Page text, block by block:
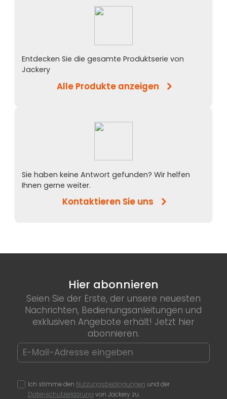
Entdecken Sie die gesamte Produktserie von
Jackery
Alle Produkte anzeigen
Sie haben keine Antwort gefunden? Wir helfen
Ihnen gerne weiter.
Kontaktieren Sie uns
Hier abonnieren
Seien Sie der Erste, der unsere neuesten
Nachrichten, Bedienungsanleitungen und
exklusiven Angebote erhält! Jetzt hier
abonnieren.
Ich stimme den Nutzungsbedingungen und der
Datenschutzerklärung von Jackery zu.